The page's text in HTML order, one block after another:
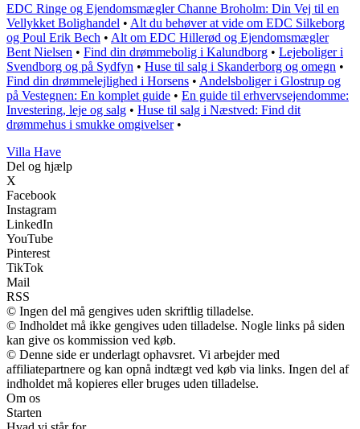
EDC Ringe og Ejendomsmægler Channe Broholm: Din Vej til en
Vellykket Bolighandel • Alt du behøver at vide om EDC Silkeborg
og Poul Erik Bech • Alt om EDC Hillerød og Ejendomsmægler
Bent Nielsen • Find din drømmebolig i Kalundborg • Lejeboliger i
Svendborg og på Sydfyn • Huse til salg i Skanderborg og omegn •
Find din drømmelejlighed i Horsens • Andelsboliger i Glostrup og
på Vestegnen: En komplet guide • En guide til erhvervsejendomme:
Investering, leje og salg • Huse til salg i Næstved: Find dit
drømmehus i smukke omgivelser•
Villa Have
Del og hjælp
X
Facebook
Instagram
LinkedIn
YouTube
Pinterest
TikTok
Mail
RSS
© Ingen del må gengives uden skriftlig tilladelse.
© Indholdet må ikke gengives uden tilladelse. Nogle links på siden
kan give os kommission ved køb.
© Denne side er underlagt ophavsret. Vi arbejder med
affiliatepartnere og kan opnå indtægt ved køb via links. Ingen del af
indholdet må kopieres eller bruges uden tilladelse.
Om os
Starten